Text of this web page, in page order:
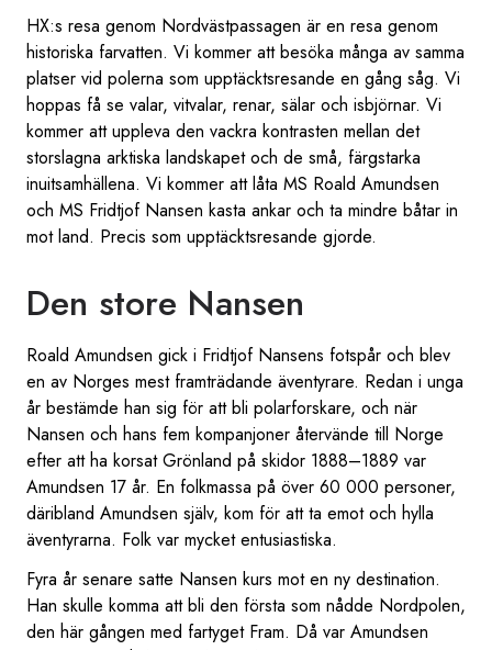
HX:s resa genom Nordvästpassagen är en resa genom
historiska farvatten. Vi kommer att besöka många av samma
platser vid polerna som upptäcktsresande en gång såg. Vi
hoppas få se valar, vitvalar, renar, sälar och isbjörnar. Vi
kommer att uppleva den vackra kontrasten mellan det
storslagna arktiska landskapet och de små, färgstarka
inuitsamhällena. Vi kommer att låta MS Roald Amundsen
och MS Fridtjof Nansen kasta ankar och ta mindre båtar in
mot land. Precis som upptäcktsresande gjorde.
Den store Nansen
Roald Amundsen gick i Fridtjof Nansens fotspår och blev
en av Norges mest framträdande äventyrare. Redan i unga
år bestämde han sig för att bli polarforskare, och när
Nansen och hans fem kompanjoner återvände till Norge
efter att ha korsat Grönland på skidor 1888–1889 var
Amundsen 17 år. En folkmassa på över 60 000 personer,
däribland Amundsen själv, kom för att ta emot och hylla
äventyrarna. Folk var mycket entusiastiska.
Fyra år senare satte Nansen kurs mot en ny destination.
Han skulle komma att bli den första som nådde Nordpolen,
den här gången med fartyget Fram. Då var Amundsen